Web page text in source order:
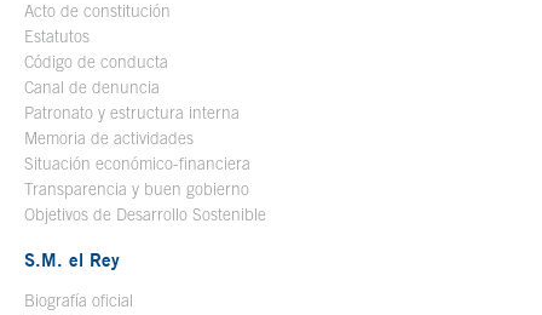
Acto de constitución
Estatutos
Código de conducta
Canal de denuncia
Patronato y estructura interna
Memoria de actividades
Situación económico-financiera
Transparencia y buen gobierno
Objetivos de Desarrollo Sostenible
S.M. el Rey
Biografía oficial